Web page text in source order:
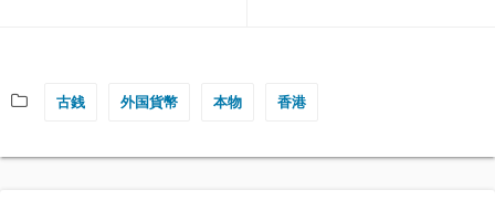
古銭 外国貨幣 本物 香港